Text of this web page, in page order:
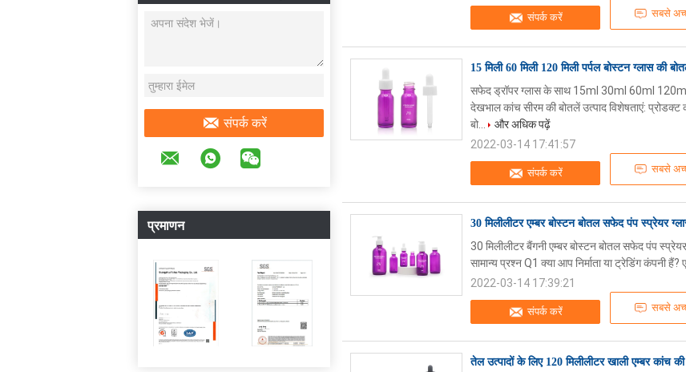
संपर्क करें
प्रमाणन
संपर्क करें सबसे
15 मिली 60 मिली 120 मिली पर्पल बोस्टन ग्लास की
संपर्क करें सबसे
सफेद ड्रॉपर ग्लास के साथ 15ml 30ml 60ml 120ml
देखभाल कांच सीरम की बोतलें उत्पाद विशेषताएं: प्रोडक्ट
बो...
और अधिक पढ़ें
2022-03-14 17:41:57
30 मिलीलीटर एम्बर बोस्टन बोतल सफेद पंप स्प्रेयर
संपर्क करें सबसे
30 मिलीलीटर बैंगनी एम्बर बोस्टन बोतल सफेद पंप
सामान्य प्रश्न Q1 क्या आप निर्माता या ट्रेडिंग कंपनी
2022-03-14 17:39:21
तेल उत्पादों के लिए 120 मिलीलीटर खाली एम्बर कांच